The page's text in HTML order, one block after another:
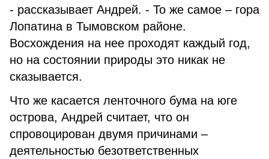
- рассказывает Андрей. - То же самое – гора
Лопатина в Тымовском районе.
Восхождения на нее проходят каждый год,
но на состоянии природы это никак не
сказывается.
Что же касается ленточного бума на юге
острова, Андрей считает, что он
спровоцирован двумя причинами –
деятельностью безответственных